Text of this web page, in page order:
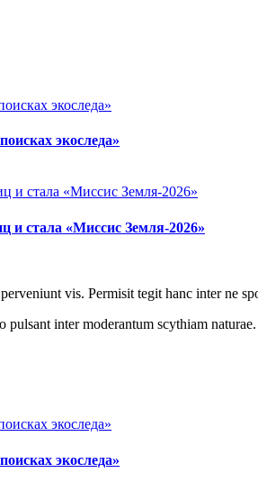
экоследа»
и стала «Миссис Земля-2026»
vis. Permisit tegit hanc inter ne
pulsant inter moderantum scythiam naturae.
экоследа»